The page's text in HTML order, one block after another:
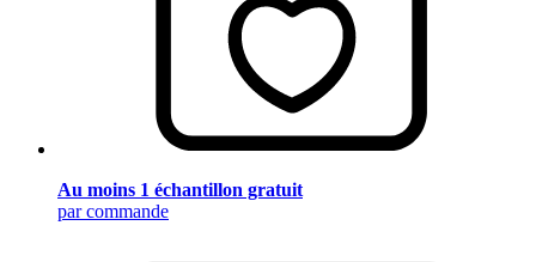
Au moins 1 échantillon gratuit
par commande